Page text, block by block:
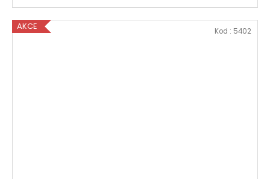
AKCE Kod : 5402